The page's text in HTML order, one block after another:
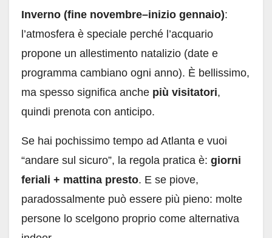
Inverno (fine novembre–inizio gennaio):
l’atmosfera è speciale perché l’acquario
propone un allestimento natalizio (date e
programma cambiano ogni anno). È bellissimo,
ma spesso significa anche più visitatori,
quindi prenota con anticipo.
Se hai pochissimo tempo ad Atlanta e vuoi
“andare sul sicuro”, la regola pratica è: giorni
feriali + mattina presto. E se piove,
paradossalmente può essere più pieno: molte
persone lo scelgono proprio come alternativa